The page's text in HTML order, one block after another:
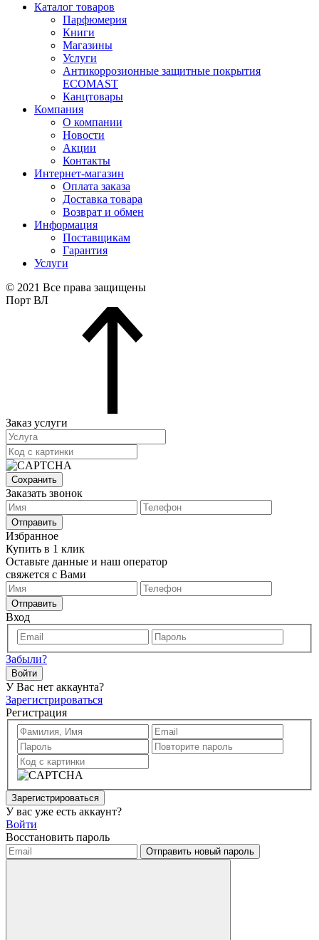
Каталог товаров
Парфюмерия
Книги
Магазины
Услуги
Антикоррозионные защитные покрытия
ECOMAST
Канцтовары
Компания
О компании
Новости
Акции
Контакты
Интернет-магазин
Оплата заказа
Доставка товара
Возврат и обмен
Информация
Поставщикам
Гарантия
Услуги
© 2021 Все права защищены
Порт ВЛ
Заказ услуги
Сохранить
Заказать звонок
Отправить
Избранное
Купить в 1 клик
Оставьте данные и наш оператор
свяжется с Вами
Отправить
Вход
Забыли?
Войти
У Вас нет аккаунта?
Зарегистрироваться
Регистрация
Зарегистрироваться
У вас уже есть аккаунт?
Войти
Восстановить пароль
Отправить новый пароль